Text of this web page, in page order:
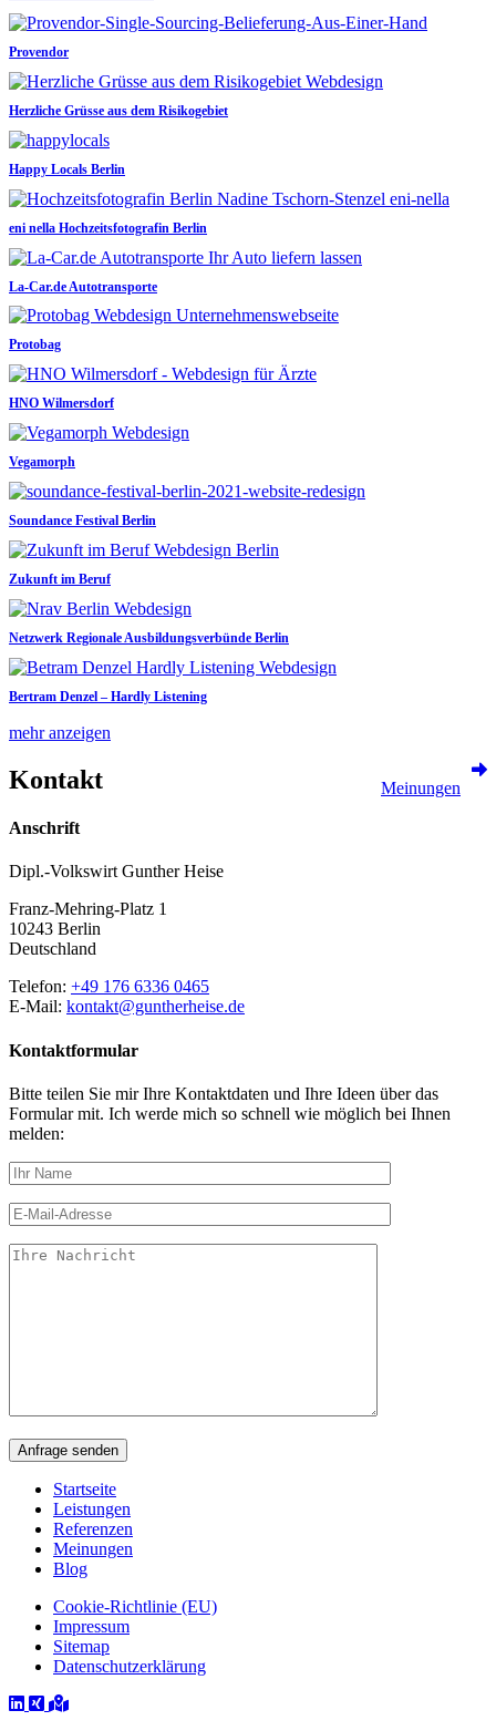
Provendor
Herzliche Grüsse aus dem Risikogebiet
Happy Locals Berlin
eni nella Hochzeitsfotografin Berlin
La-Car.de Autotransporte
Protobag
HNO Wilmersdorf
Vegamorph
Soundance Festival Berlin
Zukunft im Beruf
Netzwerk Regionale Ausbildungsverbünde Berlin
Bertram Denzel – Hardly Listening
mehr anzeigen
Meinungen
Kontakt
Anschrift
Dipl.-Volkswirt Gunther Heise
Franz-Mehring-Platz 1
10243 Berlin
Deutschland
Telefon: +49 176 6336 0465
E-Mail: kontakt@guntherheise.de
Kontaktformular
Bitte teilen Sie mir Ihre Kontaktdaten und Ihre Ideen über das
Formular mit. Ich werde mich so schnell wie möglich bei Ihnen
melden:
Startseite
Leistungen
Referenzen
Meinungen
Blog
Cookie-Richtlinie (EU)
Impressum
Sitemap
Datenschutz­erklärung